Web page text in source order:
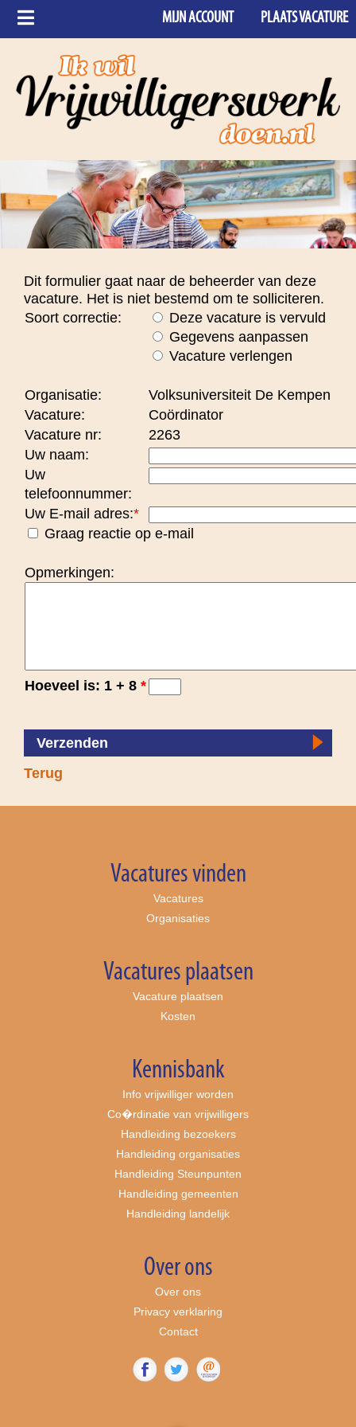
PLAATS VACATURE
MIJN ACCOUNT
Dit formulier gaat naar de beheerder van deze
vacature. Het is niet bestemd om te solliciteren.
Soort correctie:
Deze vacature is vervuld
Gegevens aanpassen
Vacature verlengen
Organisatie:
Volksuniversiteit De Kempen
Vacature:
Coördinator
Vacature nr:
2263
Uw naam:
Uw
telefoonnummer:
Uw E-mail adres:*
Graag reactie op e-mail
Opmerkingen:
Hoeveel is: 1 + 8 *
Verzenden
Terug
Vacatures vinden
Vacatures
Organisaties
Vacatures plaatsen
Vacature plaatsen
Kosten
Kennisbank
Info vrijwilliger worden
Co�rdinatie van vrijwilligers
Handleiding bezoekers
Handleiding organisaties
Handleiding Steunpunten
Handleiding gemeenten
Handleiding landelijk
Over ons
Over ons
Privacy verklaring
Contact